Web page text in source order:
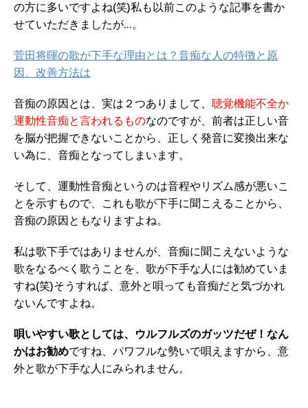
の方に多いですよね(笑)私も以前このような記事を書か
せていただきましたが…。
菅田将暉の歌が下手な理由とは？音痴な人の特徴と原
因、改善方法は
音痴の原因とは、実は２つありまして、 聴覚機能不全か
運動性音痴と言われるものなのですが、前者は正しい音
を脳が把握できないことから、正しく発音に変換出来な
い為に、音痴となってしまいます。
そして、運動性音痴というのは音程やリズム感が悪いこ
とを示すもので、これも歌が下手に聞こえることから、
音痴の原因ともなりますよね。
私は歌下手ではありませんが、音痴に聞こえないような
歌をなるべく歌うことを、歌が下手な人には勧めていま
すね(笑)そうすれば、意外と唄っても音痴だと気づかれ
ないんですよね。
唄いやすい歌としては、ウルフルズのガッツだぜ！なん
かはお勧めですね、パワフルな勢いで唄えますから、意
外と歌が下手な人にみられません。